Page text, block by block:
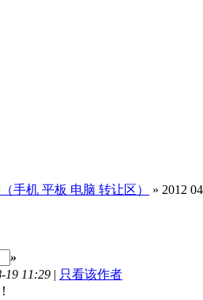
手机 平板 电脑 转让区）
» 2012
»
19 11:29 | 只看该作者